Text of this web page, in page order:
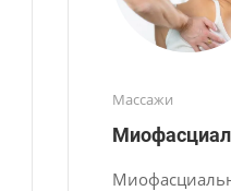
Массажи